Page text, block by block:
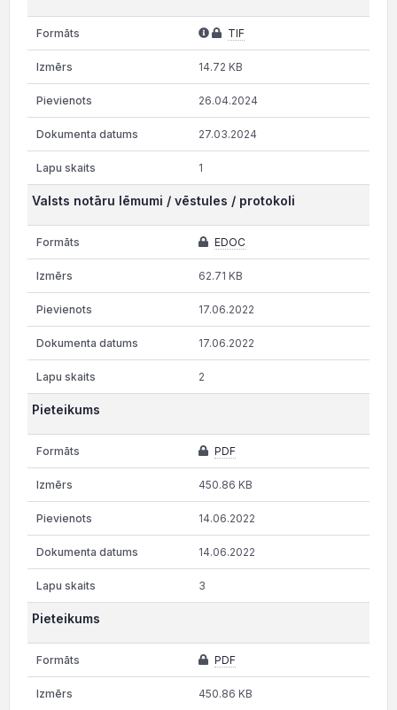
TIF
14.72 KB
26.04.2024
27.03.2024
1
Valsts notāru lēmumi / vēstules / protokoli
EDOC
62.71 KB
17.06.2022
17.06.2022
2
Pieteikums
PDF
450.86 KB
14.06.2022
14.06.2022
3
Pieteikums
PDF
450.86 KB